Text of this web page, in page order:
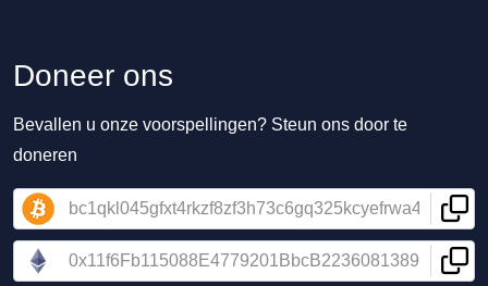
Doneer ons
Bevallen u onze voorspellingen? Steun ons door te
doneren